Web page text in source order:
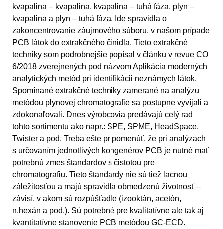
kvapalina – kvapalina, kvapalina – tuhá fáza, plyn –
kvapalina a plyn – tuhá fáza. Ide spravidla o
zakoncentrovanie záujmového súboru, v našom prípade
PCB látok do extrakčného činidla. Tieto extrakčné
techniky som podrobnejšie popísal v článku v revue CO
6/2018 zverejnených pod názvom Aplikácia moderných
analytických metód pri identifikácii neznámych látok.
Spomínané extrakčné techniky zamerané na analýzu
metódou plynovej chromatografie sa postupne vyvíjali a
zdokonaľovali. Dnes výrobcovia predávajú celý rad
tohto sortimentu ako napr.: SPE, SPME, HeadSpace,
Twister a pod. Treba ešte pripomenúť, že pri analýzach
s určovaním jednotlivých kongenérov PCB je nutné mať
potrebnú zmes štandardov s čistotou pre
chromatografiu. Tieto štandardy nie sú tiež lacnou
záležitosťou a majú spravidla obmedzenú životnosť –
závisí, v akom sú rozpúšťadle (izooktán, acetón,
n.hexán a pod.). Sú potrebné pre kvalitatívne ale tak aj
kvantitatívne stanovenie PCB metódou GC-ECD.